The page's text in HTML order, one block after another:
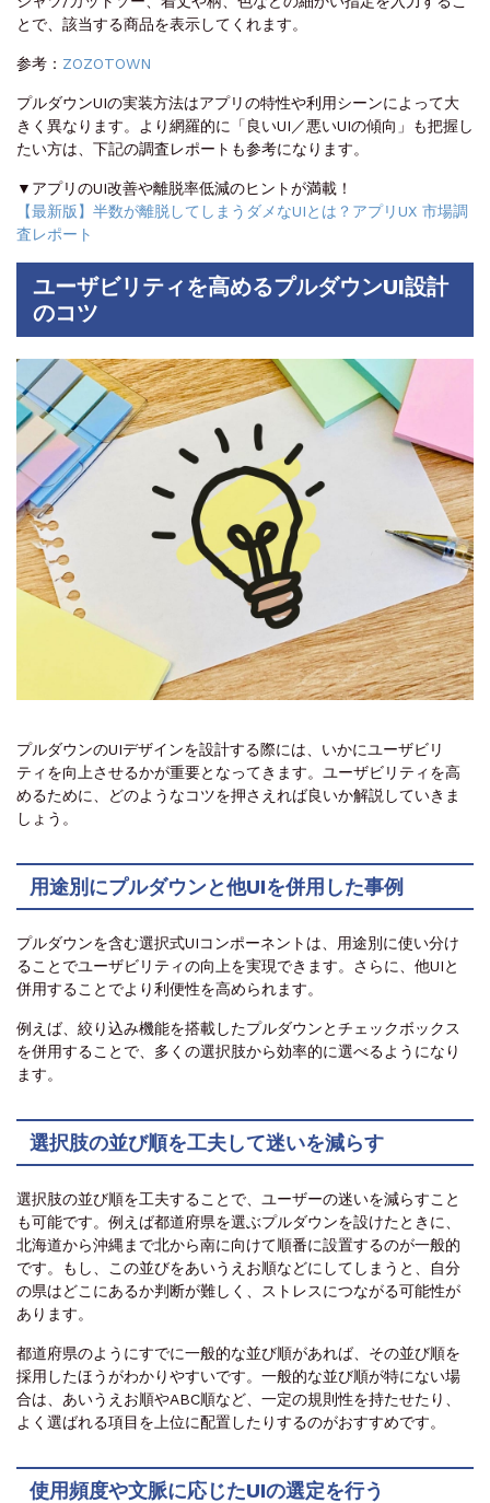
とで、該当する商品を表示してくれます。
参考： ZOZOTOWN
プルダウンUIの実装方法はアプリの特性や利用シーンによって大
きく異なります。より網羅的に「良いUI／悪いUIの傾向」も把握し
たい方は、下記の調査レポートも参考になります。
▼アプリのUI改善や離脱率低減のヒントが満載！
【最新版】半数が離脱してしまうダメなUIとは？アプリUX 市場調
査レポート
ユーザビリティを高めるプルダウンUI設計
のコツ
プルダウンのUIデザインを設計する際には、いかにユーザビリ
ティを向上させるかが重要となってきます。ユーザビリティを高
めるために、どのようなコツを押さえれば良いか解説していきま
しょう。
用途別にプルダウンと他UIを併用した事例
プルダウンを含む選択式UIコンポーネントは、用途別に使い分け
ることでユーザビリティの向上を実現できます。さらに、他UIと
併用することでより利便性を高められます。
例えば、絞り込み機能を搭載したプルダウンとチェックボックス
を併用することで、多くの選択肢から効率的に選べるようになり
ます。
選択肢の並び順を工夫して迷いを減らす
選択肢の並び順を工夫することで、ユーザーの迷いを減らすこと
も可能です。例えば都道府県を選ぶプルダウンを設けたときに、
北海道から沖縄まで北から南に向けて順番に設置するのが一般的
です。もし、この並びをあいうえお順などにしてしまうと、自分
の県はどこにあるか判断が難しく、ストレスにつながる可能性が
あります。
都道府県のようにすでに一般的な並び順があれば、その並び順を
採用したほうがわかりやすいです。一般的な並び順が特にない場
合は、あいうえお順やABC順など、一定の規則性を持たせたり、
よく選ばれる項目を上位に配置したりするのがおすすめです。
使用頻度や文脈に応じたUIの選定を行う